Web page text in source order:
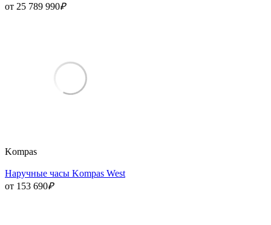
от 25 789 990₽
Kompas
Наручные часы Kompas West
от 153 690₽